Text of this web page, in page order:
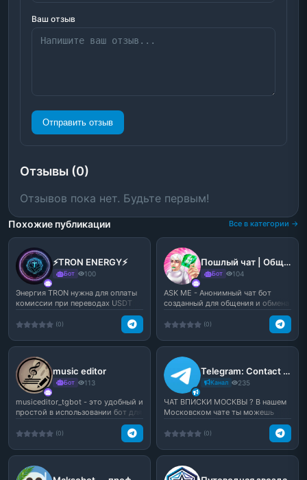
Ваш отзыв
Отправить отзыв
Отзывы (0)
Отзывов пока нет. Будьте первым!
Похожие публикации Все в категории →
⚡️TRON ENERGY⚡️
Бот 100
Энергия TRON нужна для оплаты
комиссии при переводах USDT
(0)
Пошлый чат | Общение Знакомства
Бот 104
ASK ME - Анонимный чат бот
созданный для общения и обмена
(0)
music editor
Бот 113
musiceditor_tgbot - это удобный и
простой в использовании бот для
(0)
Telegram: Contact @moskvy_vpisky
Канал 235
ЧАТ ВПИСКИ МОСКВЫ ? В нашем
Московском чате ты можешь
(0)